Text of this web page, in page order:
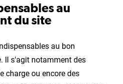
au
du site
au bon
Il s'agit notamment des
charge ou encore des